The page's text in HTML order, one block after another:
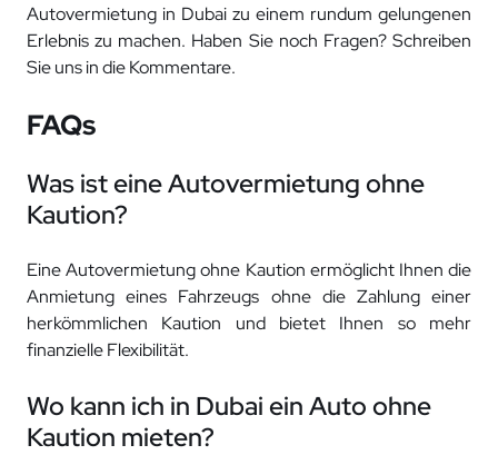
Autovermietung in Dubai zu einem rundum gelungenen
Erlebnis zu machen. Haben Sie noch Fragen? Schreiben
Sie uns in die Kommentare.
FAQs
Was ist eine Autovermietung ohne
Kaution?
Eine Autovermietung ohne Kaution ermöglicht Ihnen die
Anmietung eines Fahrzeugs ohne die Zahlung einer
herkömmlichen Kaution und bietet Ihnen so mehr
finanzielle Flexibilität.
Wo kann ich in Dubai ein Auto ohne
Kaution mieten?